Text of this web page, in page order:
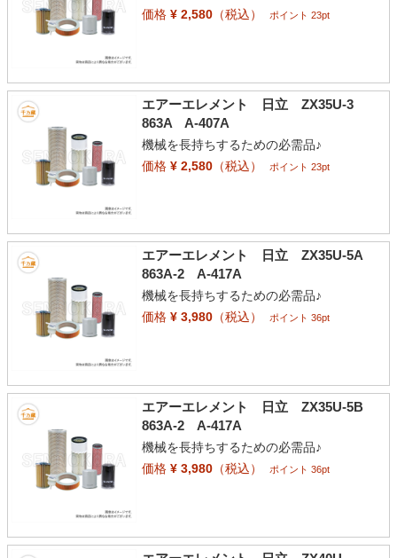
価格¥ 2,580（税込） ポイント 23pt
エアーエレメント 日立 ZX35U-3
863A A-407A
機械を長持ちするための必需品♪
価格¥ 2,580（税込） ポイント 23pt
エアーエレメント 日立 ZX35U-5A
863A-2 A-417A
機械を長持ちするための必需品♪
価格¥ 3,980（税込） ポイント 36pt
エアーエレメント 日立 ZX35U-5B
863A-2 A-417A
機械を長持ちするための必需品♪
価格¥ 3,980（税込） ポイント 36pt